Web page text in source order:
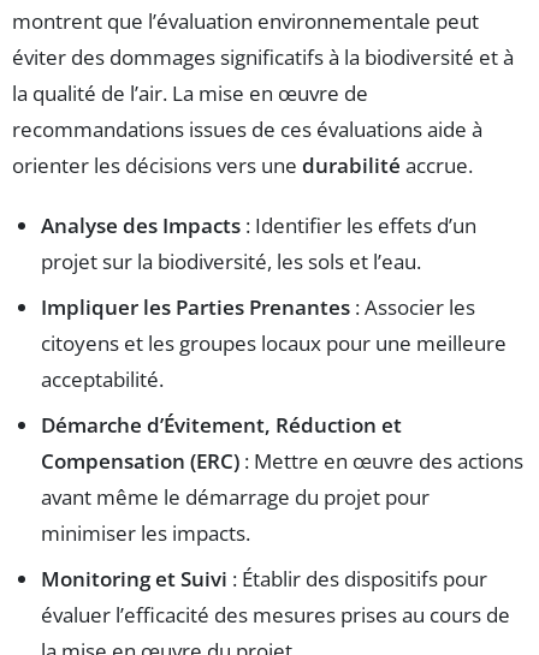
montrent que l’évaluation environnementale peut
éviter des dommages significatifs à la biodiversité et à
la qualité de l’air. La mise en œuvre de
recommandations issues de ces évaluations aide à
orienter les décisions vers une durabilité accrue.
Analyse des Impacts : Identifier les effets d’un
projet sur la biodiversité, les sols et l’eau.
Impliquer les Parties Prenantes : Associer les
citoyens et les groupes locaux pour une meilleure
acceptabilité.
Démarche d’Évitement, Réduction et
Compensation (ERC) : Mettre en œuvre des actions
avant même le démarrage du projet pour
minimiser les impacts.
Monitoring et Suivi : Établir des dispositifs pour
évaluer l’efficacité des mesures prises au cours de